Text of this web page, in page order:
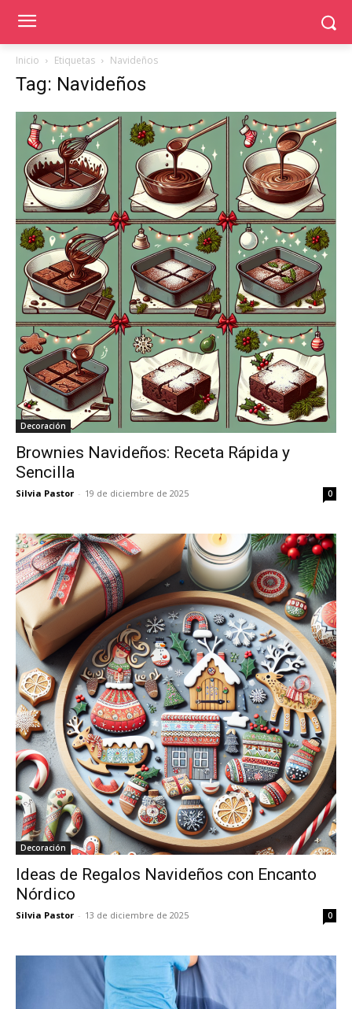
Inicio Etiquetas Navideños
Tag: Navideños
Decoración
Brownies Navideños: Receta Rápida y
Sencilla
Silvia Pastor - 19 de diciembre de 2025 0
Decoración
Ideas de Regalos Navideños con Encanto
Nórdico
Silvia Pastor - 13 de diciembre de 2025 0